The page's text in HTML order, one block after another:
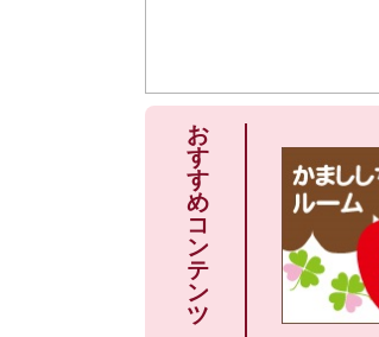
お
す
す
め
コ
ン
テ
ン
ツ